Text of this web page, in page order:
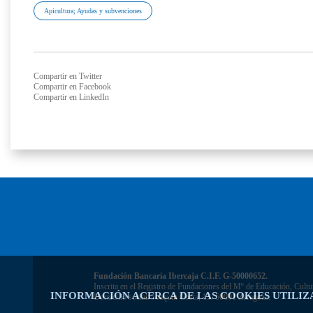
INFORMACIÓN ACERCA DE LAS COOKIES
Apicultura; Ayudas y subvenciones
Compartir en Twitter
Compartir en Facebook
Compartir en LinkedIn
Fundación Bancaria Ibercaja C.I.F. G-50000652.
Inscrita en el Registro de Fundaciones del Mº de Educación,
Domicilio social: Joaquín Costa, 13. 50001 Zaragoza.